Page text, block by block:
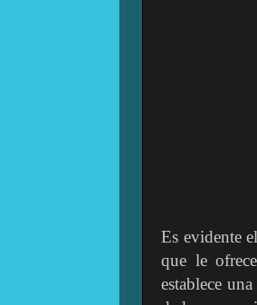
Es evidente
que le
establece